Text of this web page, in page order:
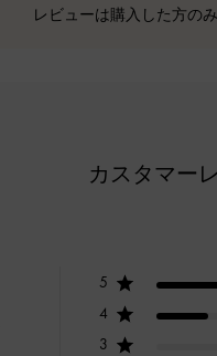
レビューは購入した方の
カスタマー
5
4
3